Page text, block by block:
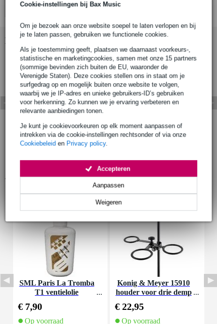
Cookie-instellingen bij Bax Music
Om je bezoek aan onze website soepel te laten verlopen en bij
je te laten passen, gebruiken we functionele cookies.
Als je toestemming geeft, plaatsen we daarnaast voorkeurs-,
statistische en marketingcookies, samen met onze 15 partners
(sommige bevinden zich buiten de EU, waaronder de
Verenigde Staten). Deze cookies stellen ons in staat om je
surfgedrag op en mogelijk buiten onze website te volgen,
waarbij we je IP-adres en unieke gebruikers-ID’s gebruiken
voor herkenning. Zo kunnen we je ervaring verbeteren en
relevante aanbiedingen tonen.
Je kunt je cookievoorkeuren op elk moment aanpassen of
intrekken via de cookie-instellingen rechtsonder of via onze
Cookiebeleid en Privacy policy.
Weigeren
Aanpassen
Accepteren
Bekijk ook eens (1)
Accessoires (24)
SML Paris La Tromba
T1 ventielolie
€ 7,90
Op voorraad
Konig & Meyer 15910
houder voor drie demp
€ 22,95
Op voorraad